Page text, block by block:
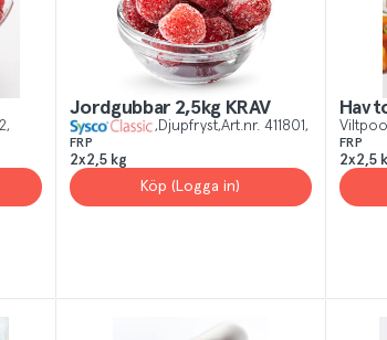
Jordgubbar 2,5kg KRAV
Djupfryst Art.nr. 411801
FRP
2x2,5 kg
Köp (Logga in)
FRP
2x2,5